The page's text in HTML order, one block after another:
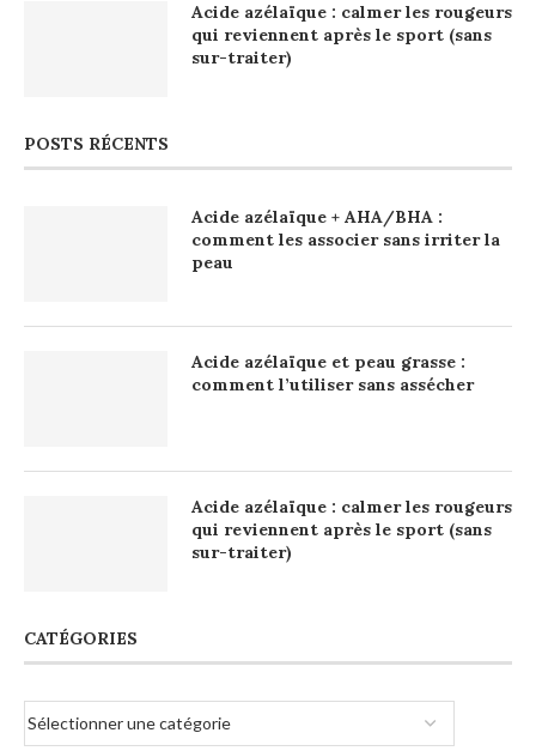
Acide azélaïque : calmer les rougeurs
qui reviennent après le sport (sans
sur-traiter)
POSTS RÉCENTS
Acide azélaïque + AHA/BHA :
comment les associer sans irriter la
peau
Acide azélaïque et peau grasse :
comment l’utiliser sans assécher
Acide azélaïque : calmer les rougeurs
qui reviennent après le sport (sans
sur-traiter)
CATÉGORIES